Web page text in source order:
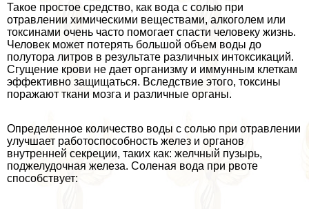
Такое простое средство, как вода с солью при
отравлении химическими веществами, алкоголем или
токсинами очень часто помогает спасти человеку жизнь.
Человек может потерять большой объем воды до
полутора литров в результате различных интоксикаций.
Сгущение крови не дает организму и иммунным клеткам
эффективно защищаться. Вследствие этого, токсины
поражают ткани мозга и различные органы.
Определенное количество воды с солью при отравлении
улучшает работоспособность желез и органов
внутренней секреции, таких как: желчный пузырь,
поджелудочная железа. Соленая вода при рвоте
способствует: